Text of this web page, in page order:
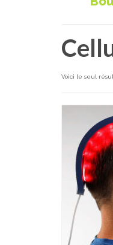
Voici le seul